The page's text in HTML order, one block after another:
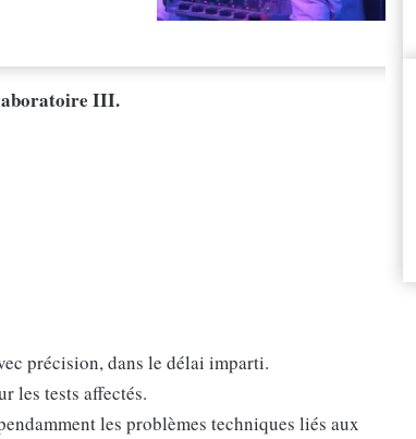
III.
précision, dans le délai imparti.
les tests affectés.
les problèmes techniques liés aux